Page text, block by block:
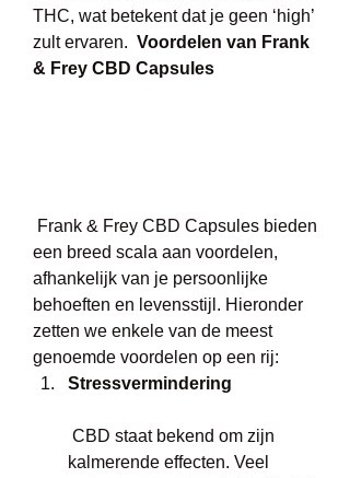
THC, wat betekent dat je geen ‘high’
zult ervaren. Voordelen van Frank
& Frey CBD Capsules
een breed scala aan voordelen,
afhankelijk van je persoonlijke
behoeften en levensstijl. Hieronder
zetten we enkele van de meest
genoemde voordelen op een rij:
Stressvermindering
kalmerende effecten. Veel